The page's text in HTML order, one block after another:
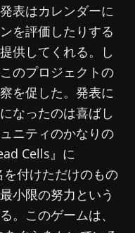
表はカレンダーに
を評価したりする
供してくれる。し
のプロジェクトの
を促した。発表に
なったのは喜ばし
ニティのかなりの
Cells』に
を付けただけのもの
小限の努力という
。このゲームは、